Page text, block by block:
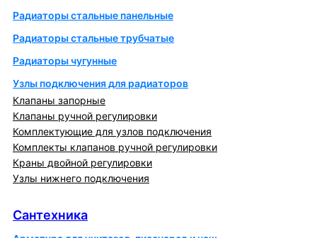
Радиаторы стальные панельные
Радиаторы стальные трубчатые
Радиаторы чугунные
Узлы подключения для радиаторов
Клапаны запорные
Клапаны ручной регулировки
Комплектующие для узлов подключения
Комплекты клапанов ручной регулировки
Краны двойной регулировки
Узлы нижнего подключения
Сантехника